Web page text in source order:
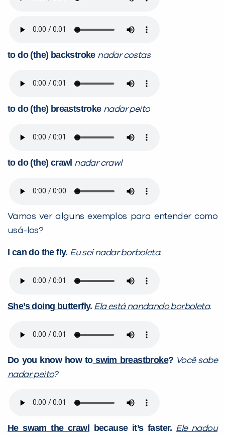
to do (the) backstroke nadar costas
to do (the) breaststroke nadar peito
to do (the) crawl nadar crawl
Vamos ver alguns exemplos para entender como
usá-los?
I can do the fly. Eu sei nadar borboleta.
She’s doing butterfly. Ela está nandando borboleta.
Do you know how toswim breastbroke? Você sabe
nadar peito?
He swam the crawl because it’s faster. Ele nadou